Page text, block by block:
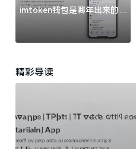
imtoken钱包是哪年出来的？
一文给你说清楚
精彩导读